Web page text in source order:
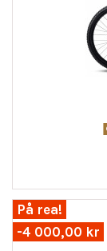
På rea!
-4 000,00 kr